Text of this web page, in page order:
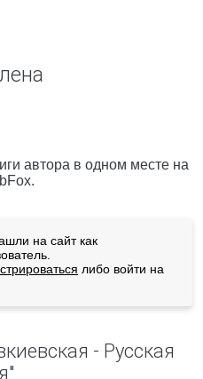
автора в одном месте на
на сайт как
либо войти на
- Русская